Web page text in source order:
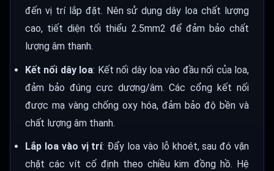
đến vị trí lắp đặt. Nên sử dụng dây loa chất lượng
cao, tiết diện tối thiểu 2.5mm2 để đảm bảo chất
lượng âm thanh.
Kết nối dây loa: Kết nối dây loa vào đầu nối của loa,
đảm bảo đúng cực dương/âm. Các cổng kết nối
được mạ vàng chống oxy hóa, đảm bảo độ bền và
chất lượng âm thanh.
Lắp loa vào vị trí: Đẩy loa vào lỗ khoét, sau đó vặn
chặt các vít cố định theo chiều kim đồng hồ. Hệ